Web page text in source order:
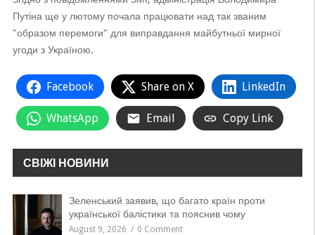
Путіна ще у лютому почала працювати над так званим
"образом перемоги" для виправдання майбутньої мирної
угоди з Україною.
Facebook Share on X LinkedIn
WhatsApp Email Copy Link
СВІЖІ НОВИНИ
Зеленський заявив, що багато країн проти
української балістики та пояснив чому
August 9, 2026 0 Comment